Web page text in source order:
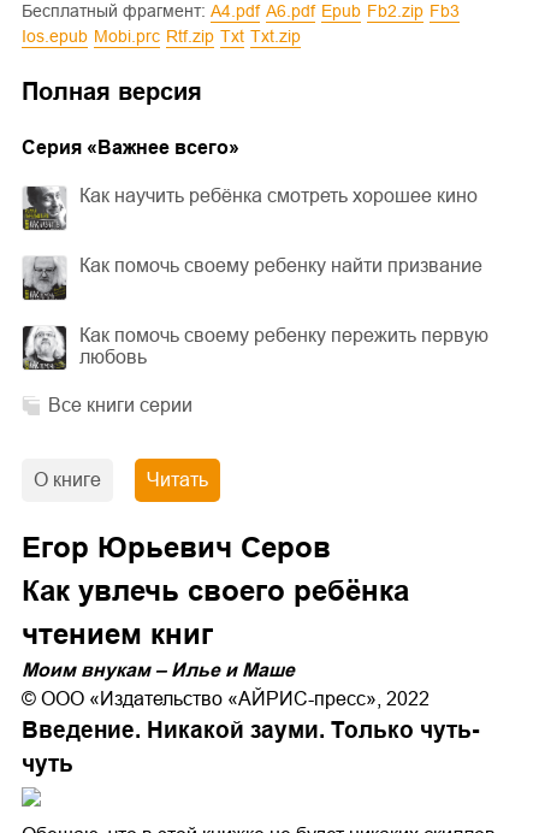
Бесплатный фрагмент:
a4.pdf a6.pdf epub fb2.zip
fb3
ios.epub
mobi.prc rtf.zip txt txt.zip
Полная версия
Cерия « Важнее всего»
Как научить ребёнка смотреть хорошее кино
Как помочь своему ребенку найти призвание
Как помочь своему ребенку пережить первую
любовь
Все книги серии
О книге Читать
Егор Юрьевич Серов
Как увлечь своего ребёнка
чтением книг
Моим внукам – Илье и Маше
© ООО «Издательство «АЙРИС-пресс», 2022
Введение. Никакой зауми. Только чуть-
чуть